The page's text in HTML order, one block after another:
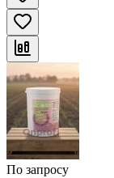
По запросу